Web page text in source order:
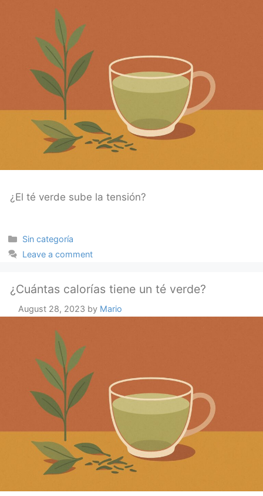
¿El té verde sube la tensión?
Categories
Sin categoría
Leave a comment
¿Cuántas calorías tiene un té verde?
August 28, 2023 by Mario